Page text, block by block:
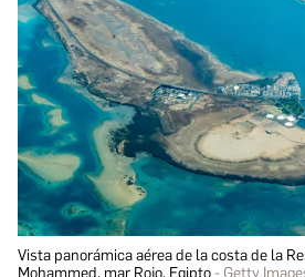
Vista panorámica aérea de la costa de la
Mohammed, mar Rojo, Egipto
Getty